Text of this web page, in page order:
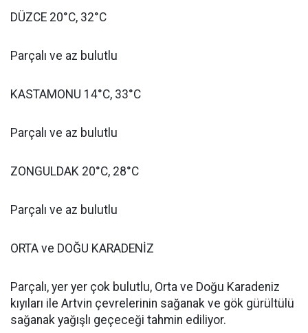
DÜZCE 20°C, 32°C
Parçalı ve az bulutlu
KASTAMONU 14°C, 33°C
Parçalı ve az bulutlu
ZONGULDAK 20°C, 28°C
Parçalı ve az bulutlu
ORTA ve DOĞU KARADENİZ
Parçalı, yer yer çok bulutlu, Orta ve Doğu Karadeniz
kıyıları ile Artvin çevrelerinin sağanak ve gök gürültülü
sağanak yağışlı geçeceği tahmin ediliyor.